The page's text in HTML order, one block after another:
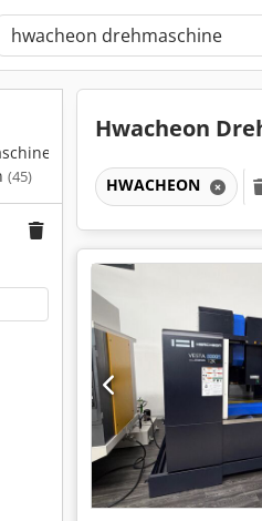
(45)
Hwacheon
HWACHEON